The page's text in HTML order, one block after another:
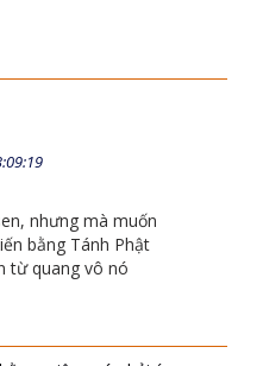
bằng miệng có
bằng cái miệng và
khác nhau